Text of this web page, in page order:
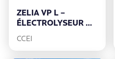
ZELIA VP L –
ÉLECTROLYSEUR DE
CCEI